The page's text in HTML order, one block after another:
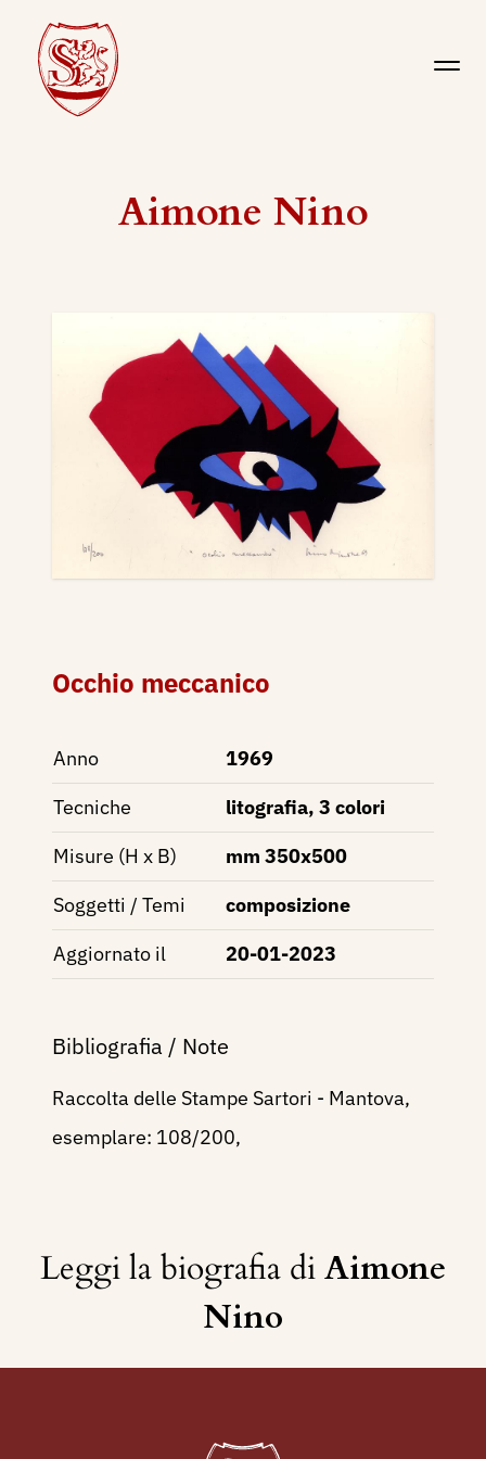
Aimone Nino
Occhio meccanico
Anno
1969
Tecniche
litografia, 3 colori
Misure (H x B)
mm 350x500
Soggetti / Temi
composizione
Aggiornato il
20-01-2023
Bibliografia / Note
Raccolta delle Stampe Sartori - Mantova,
esemplare: 108/200,
Leggi la biografia diAimone
Nino